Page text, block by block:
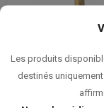
Les produits
destinés